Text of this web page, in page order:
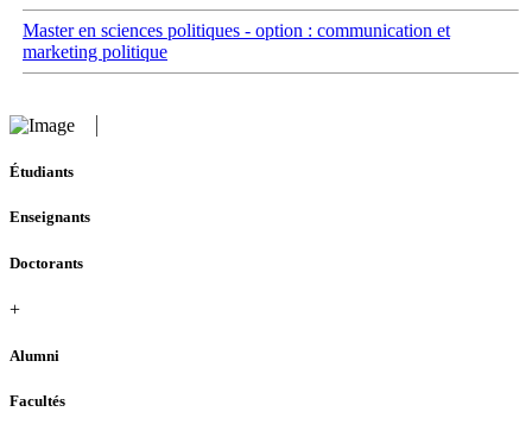
Master en sciences politiques - option : communication et
marketing politique
Étudiants
Enseignants
Doctorants
+
Alumni
Facultés